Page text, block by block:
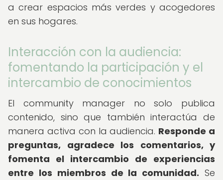
a crear espacios más verdes y acogedores
en sus hogares.
Interacción con la audiencia:
fomentando la participación y el
intercambio de conocimientos
El community manager no solo publica
contenido, sino que también interactúa de
manera activa con la audiencia. Responde a
preguntas, agradece los comentarios, y
fomenta el intercambio de experiencias
entre los miembros de la comunidad. Se